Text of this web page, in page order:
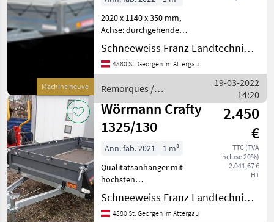
Machine neuve
2020 x 1140 x 350 mm,
Achse: durchgehende
wartungsfreie
Gewerbeachse mit
verstärkten Langauflagen,
Einzelradfederung
progressiv wirkend und sto
Schneeweiss Franz Landtechnik - Metallbau
4880 St. Georgen im Attergau
Remorques /
Wörmann
19-03-2022
14:20
Wörmann Crafty
1325/130
2.450
€
TTC (TVA
incluse 20%)
2.041,67 €
HT
Ann. fab. 2021
1 m³
Qualitätsanhänger mit
höchsten
Qualitätsansprüchen für
unsere Kunden bestehend
aus: :V-Deichsel
Schneeweiss Franz Landtechnik - Metallbau
4880 St. Georgen im Attergau